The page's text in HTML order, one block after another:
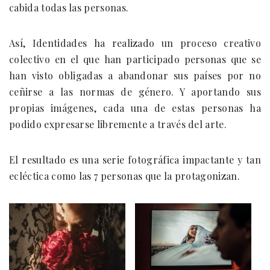
cabida todas las personas.
Así, Identidades ha realizado un proceso creativo
colectivo en el que han participado personas que se
han visto obligadas a abandonar sus países por no
ceñirse a las normas de género. Y aportando sus
propias imágenes, cada una de estas personas ha
podido expresarse libremente a través del arte.
El resultado es una serie fotográfica impactante y tan
ecléctica como las 7 personas que la protagonizan.